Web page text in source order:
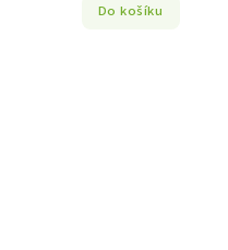
Do košíku